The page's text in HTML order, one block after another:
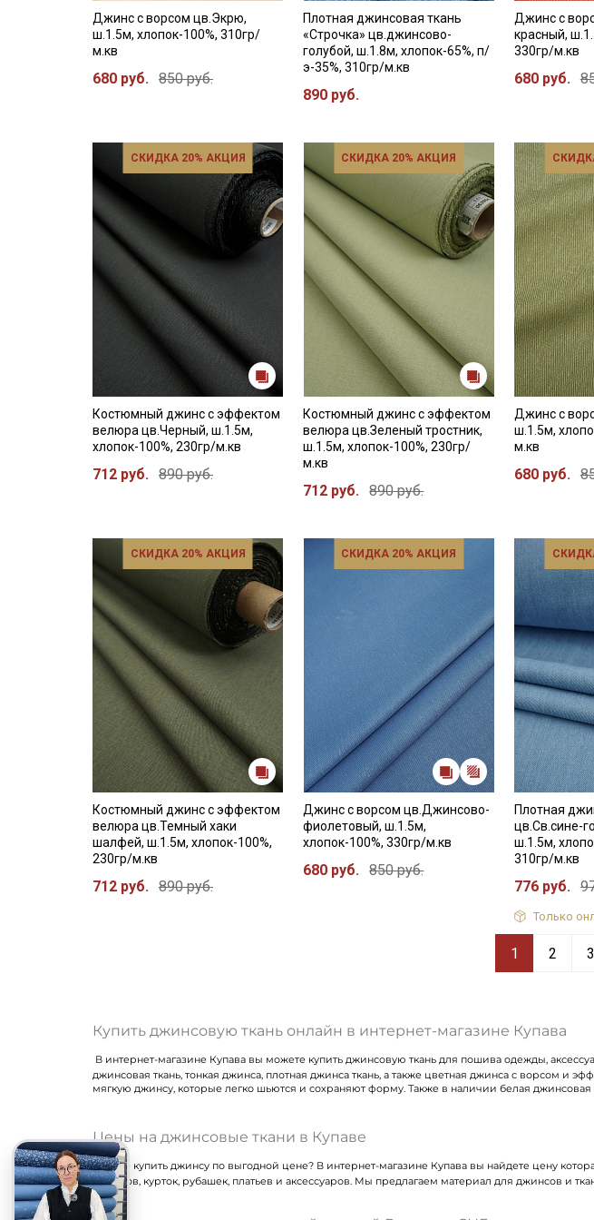
Джинс с ворсом цв.Экрю,
ш.1.5м, хлопок-100%, 310гр/
м.кв
680 руб. 850 руб.
Плотная джинсовая ткань
«Строчка» цв.джинсово-
голубой, ш.1.8м, хлопок-65%, п/
э-35%, 310гр/м.кв
890 руб.
Джинс с
красный,
330гр/м.кв
680 руб.
СКИДКА 20% АКЦИЯ
Костюмный джинс с эффектом
велюра цв.Черный, ш.1.5м,
хлопок-100%, 230гр/м.кв
712 руб. 890 руб.
СКИДКА 20% АКЦИЯ
Костюмный джинс с эффектом
велюра цв.Зеленый тростник,
ш.1.5м, хлопок-100%, 230гр/
м.кв
712 руб. 890 руб.
Джинс с
ш.1.5м,
м.кв
680 руб.
СКИДКА 20% АКЦИЯ
Костюмный джинс с эффектом
велюра цв.Темный хаки
шалфей, ш.1.5м, хлопок-100%,
230гр/м.кв
712 руб. 890 руб.
СКИДКА 20% АКЦИЯ
Джинс с ворсом цв.Джинсово-
фиолетовый, ш.1.5м,
хлопок-100%, 330гр/м.кв
680 руб. 850 руб.
Плотная
цв.Св.сине-
ш.1.5м,
310гр/м.кв
776 руб.
Только
1 2 3
Купить джинсовую ткань онлайн в интернет-магазине Купава
В интернет-магазине Купава вы можете купить джинсовую ткань для пошива одежды,
джинсовая ткань, тонкая джинса, плотная джинса ткань, а также цветная джинса с ворсом
мягкую джинсу, которые легко шьются и сохраняют форму. Также в наличии белая
Цены на джинсовые ткани в Купаве
Хотите купить джинсу по выгодной цене? В интернет-магазине Купава вы найдете цену
джинсов, курток, рубашек, платьев и аксессуаров. Мы предлагаем материал для джинсов и